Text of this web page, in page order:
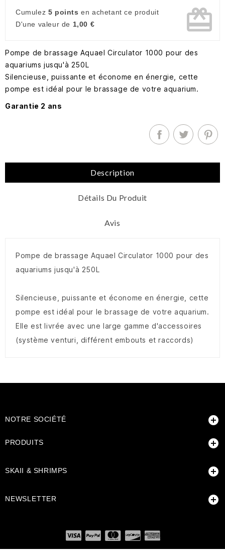
Cumulez 5 points en achetant ce produit
D'une valeur de 1,00 € card_giftcard
Pompe de brassage Aquael Circulator 1000 pour des
aquariums jusqu'à 250L
Silencieuse, puissante et économe en énergie, cette
pompe est idéal pour le brassage de votre aquarium.
Garantie 2 ans
Description
Détails Du Produit
Avis
Pompe de brassage Aquael Circulator 1000 pour des
aquariums jusqu'à 250L
Silencieuse, puissante et économe en énergie, cette
pompe est idéal pour le brassage de votre aquarium.
Elle est livrée avec une large gamme d'accessoires
(système venturi, différent embouts et raccords)
NOTRE SOCIÉTÉ 
PRODUITS 
SKAII & SHRIMPS 
NEWSLETTER 